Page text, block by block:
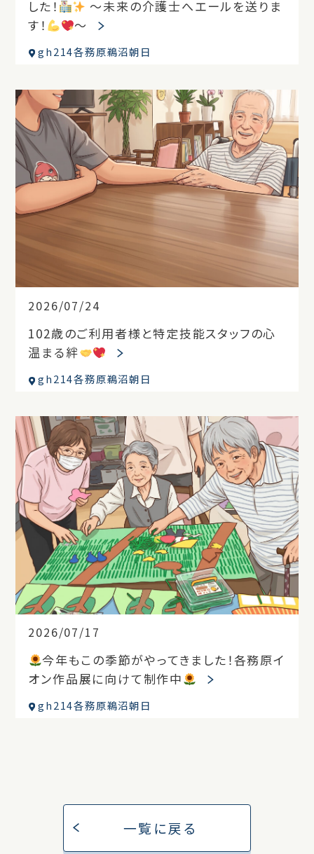
した！
～未来の介護士へエールを送りま
す！
～
gh214各務原鵜沼朝日
2026/07/24
102歳のご利用者様と特定技能スタッフの心
温まる絆
gh214各務原鵜沼朝日
2026/07/17
今年もこの季節がやってきました！各務原イ
オン作品展に向けて制作中
gh214各務原鵜沼朝日
一覧に戻る